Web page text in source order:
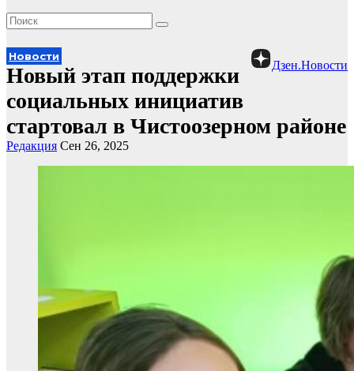
Дзен.Новости
Новости
Новый этап поддержки
социальных инициатив
стартовал в Чистоозерном районе
Редакция Сен 26, 2025